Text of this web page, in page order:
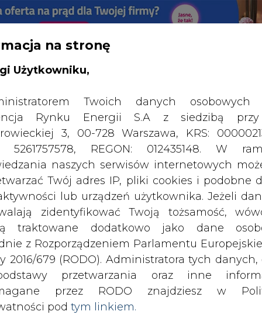
ZMIANY KADROWE NA RYNKU
na stronę
Użytkowniku,
Twoich danych osobowych
Rynku Energii S.A z siedzibą
3, 00-728 Warszawa, KRS:
5261757578, REGON: 012435148. W
naszych serwisów internetowych
Twój adres IP, pliki cookies i podobne
lub urządzeń użytkownika. Jeżeli
zidentyfikować Twoją tożsamość,
traktowane dodatkowo jako dane
z Rozporządzeniem Parlamentu
2016/679 (RODO). Administratora tych danych,
przetwarzania oraz inne
przez RODO znajdziesz w
pod tym linkiem.